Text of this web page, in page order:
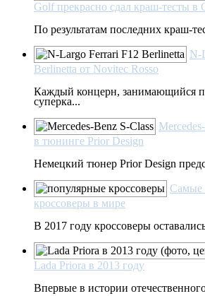
Golf прекрасно сдал краш-тесты
По результатам последних краш-
N-
Berlinetta от Novitec Rosso
Каждый концерн, занимающийся
суперка...
в тюнинге Prior Design
Немецкий тюнер Prior Design
Самые
кроссоверы в мире
В 2017 году кроссоверы
Lada Priora в 2013 году
Впервые в истории